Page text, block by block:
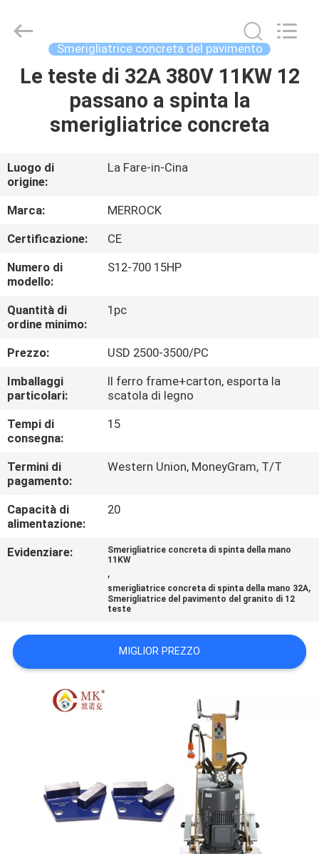
CASA
PRODOTTI
CIRCA
NOI
GIRO
DELLA
FABBRICA
CONTROLLO
DI
QUALITÀ
CONTATTICI
NOTIZIE
MAPPA
SITO
POLICY
Merrock
Industry
Rights
Smerigliatrice concreta del pavimento
Le teste di 32A 380V 11KW 12
passano a spinta la
smerigliatrice concreta
Luogo di
origine:
La Fare-in-Cina
Marca:
MERROCK
Certificazione:
CE
Numero di
modello:
S12-700 15HP
Quantità di
ordine minimo:
1pc
Prezzo:
USD 2500-3500/PC
Imballaggi
particolari:
Il ferro frame+carton, esporta la
scatola di legno
Tempi di
consegna:
15
Termini di
pagamento:
Western Union, MoneyGram, T/T
Capacità di
alimentazione:
20
Evidenziare:
Smerigliatrice concreta di spinta della mano
11KW
,
smerigliatrice concreta di spinta della mano 32A,
Smerigliatrice del pavimento del granito di 12
teste
MIGLIOR PREZZO